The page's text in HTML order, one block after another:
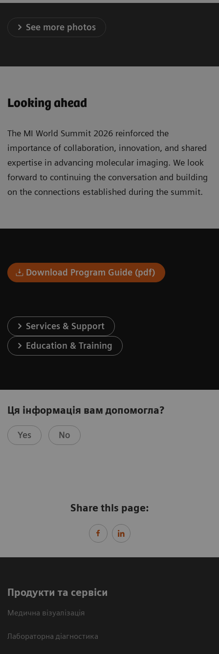
See more photos
Looking ahead
The MI World Summit 2026 reinforced the
importance of collaboration, innovation, and shared
expertise in advancing molecular imaging. We look
forward to continuing the conversation and building
on the connections established during the summit.
Download Program Guide (pdf)
Services & Support
Education & Training
Ця інформація вам допомогла?
Yes No
Share this page:
Продукти та сервіси
Медична візуалізація
Лабораторна діагностика